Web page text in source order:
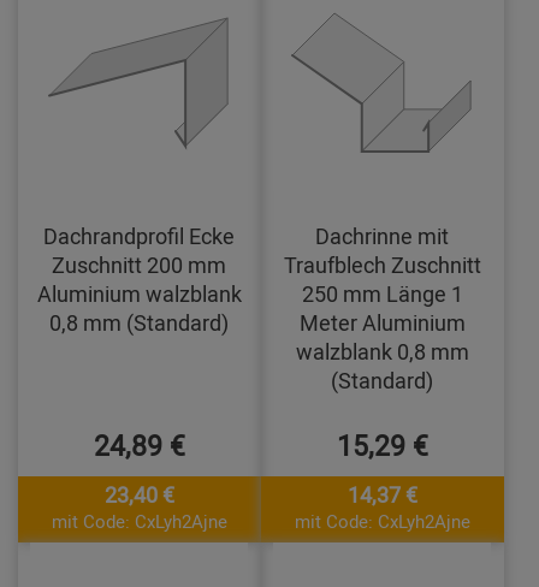
Dachrandprofil Ecke
Zuschnitt 200 mm
Aluminium walzblank
0,8 mm (Standard)
24,89 €
23,40 €
mit Code: CxLyh2Ajne
Dachrinne mit
Traufblech Zuschnitt
250 mm Länge 1
Meter Aluminium
walzblank 0,8 mm
(Standard)
15,29 €
14,37 €
mit Code: CxLyh2Ajne